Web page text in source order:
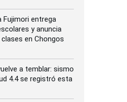
Fujimori entrega
y anuncia
en Chongos
a temblar: sismo
4.4 se registró esta